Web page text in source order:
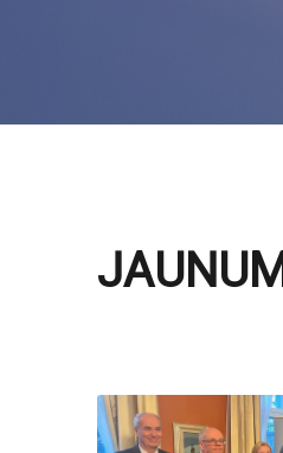
JAUNUMI